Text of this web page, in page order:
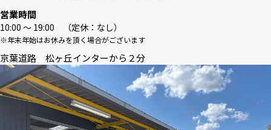
営業時間
10:00 〜 19:00 （定休：なし）
※年末年始はお休みを頂く場合がございます
京葉道路 松ヶ丘インターから２分